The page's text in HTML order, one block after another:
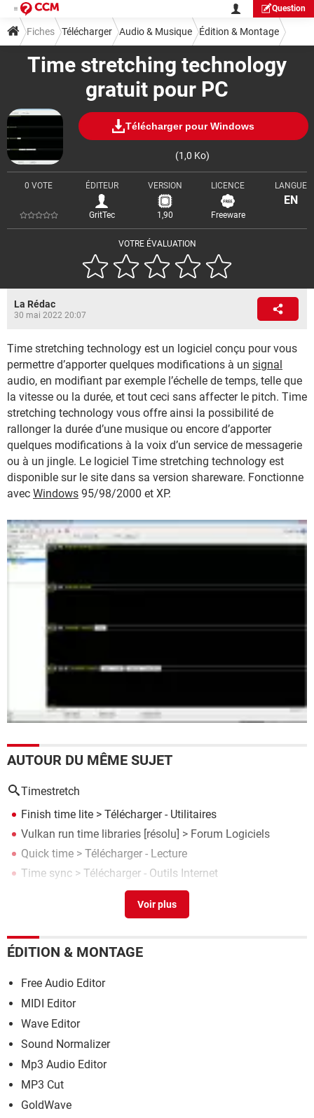
Question
Time stretching technology
gratuit pour PC
Télécharger pour Windows
(1,0 Ko)
VOTRE ÉVALUATION
0 VOTE ÉDITEUR
GritTec
VERSION
1,90
LICENCE
Freeware
LANGUE
EN
Fiches Télécharger Audio & Musique Édition & Montage
La Rédac
30 mai 2022 20:07
Time stretching technology est un logiciel conçu pour vous
permettre d’apporter quelques modifications à un signal
audio, en modifiant par exemple l’échelle de temps, telle que
la vitesse ou la durée, et tout ceci sans affecter le pitch. Time
stretching technology vous offre ainsi la possibilité de
rallonger la durée d’une musique ou encore d’apporter
quelques modifications à la voix d’un service de messagerie
ou à un jingle. Le logiciel Time stretching technology est
disponible sur le site dans sa version shareware. Fonctionne
avec Windows 95/98/2000 et XP.
AUTOUR DU MÊME SUJET
Timestretch
Finish time lite > Télécharger - Utilitaires
Vulkan run time libraries [résolu] > Forum Logiciels
Quick time > Télécharger - Lecture
Time sync > Télécharger - Outils Internet
> Guide
ÉDITION & MONTAGE
Free Audio Editor
MIDI Editor
Wave Editor
Sound Normalizer
Mp3 Audio Editor
MP3 Cut
GoldWave